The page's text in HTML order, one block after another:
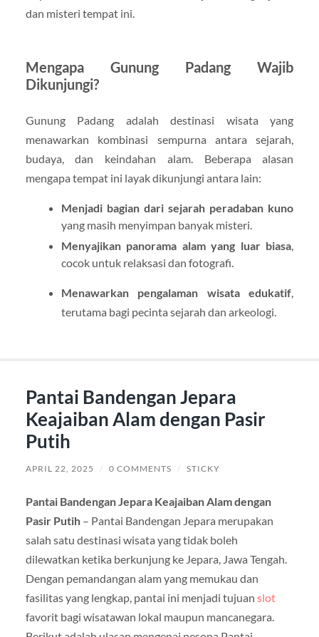
dan misteri tempat ini.
Mengapa Gunung Padang Wajib
Dikunjungi?
Gunung Padang adalah destinasi wisata yang
menawarkan kombinasi sempurna antara sejarah,
budaya, dan keindahan alam. Beberapa alasan
mengapa tempat ini layak dikunjungi antara lain:
Menjadi bagian dari sejarah peradaban kuno
yang masih menyimpan banyak misteri.
Menyajikan panorama alam yang luar biasa
cocok untuk relaksasi dan fotografi.
Menawarkan pengalaman wisata edukatif
terutama bagi pecinta sejarah dan arkeologi.
Pantai Bandengan Jepara
Keajaiban Alam dengan Pasir
Putih
APRIL 22, 2025 / 0 COMMENTS / STICKY
Pantai Bandengan Jepara Keajaiban Alam dengan
Pasir Putih– Pantai Bandengan Jepara merupakan
salah satu destinasi wisata yang tidak boleh
dilewatkan ketika berkunjung ke Jepara, Jawa Tengah.
Dengan pemandangan alam yang memukau dan
fasilitas yang lengkap, pantai ini menjadi tujuan slot
favorit bagi wisatawan lokal maupun mancanegara.